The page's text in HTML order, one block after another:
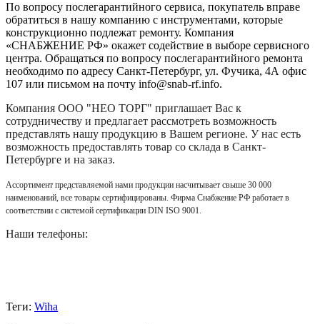
По вопросу послегарантийного сервиса, покупатель вправе
обратиться в нашу компанию с инструментами, которые
конструкционно подлежат ремонту. Компания
«СНАБЖЕНИЕ РФ» окажет содействие в выборе сервисного
центра. Обращаться по вопросу послегарантийного ремонта
необходимо по адресу Санкт-Петербург, ул. Фучика, 4А офис
107 или письмом на почту info@snab-rf.info.
Компания ООО "НЕО ТОРГ" приглашает Вас к
сотрудничеству и предлагает рассмотреть возможность
представлять нашу продукцию в Вашем регионе. У нас есть
возможность предоставлять товар со склада в Санкт-
Петербурге и на заказ.
Ассортимент представляемой нами продукции насчитывает свыше 30 000
наименований, все товары сертифицированы. Фирма Снабжение РФ работает в
соответствии с системой сертификации DIN ISO 9001.
Наши телефоны:
Теги: Wiha